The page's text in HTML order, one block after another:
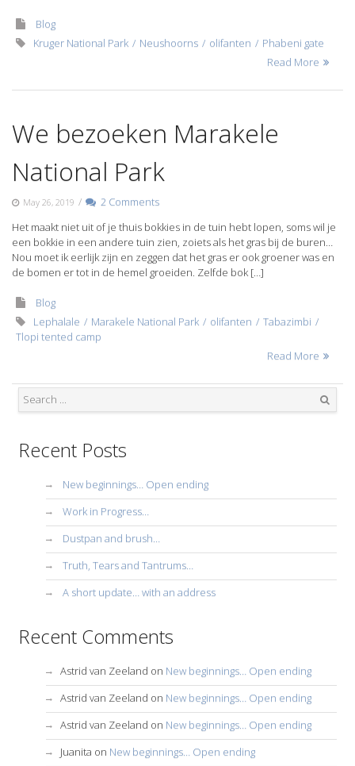
Blog
Kruger National Park
Neushoorns olifanten
Phabeni gate
Read More
We bezoeken Marakele
National Park
May 26, 2019 /
2 Comments
Het maakt niet uit of je thuis bokkies in de tuin hebt lopen, soms wil je
een bokkie in een andere tuin zien, zoiets als het gras bij de buren…
Nou moet ik eerlijk zijn en zeggen dat het gras er ook groener was en
de bomen er tot in de hemel groeiden. Zelfde bok […]
Blog
Lephalale
Marakele National Park olifanten
Tabazimbi
Tlopi tented camp
Read More
Recent Posts
New beginnings… Open ending
Work in Progress…
Dustpan and brush…
Truth, Tears and Tantrums…
A short update… with an address
Recent Comments
Astrid van Zeeland on New beginnings… Open ending
Astrid van Zeeland on New beginnings… Open ending
Astrid van Zeeland on New beginnings… Open ending
Juanita on New beginnings… Open ending